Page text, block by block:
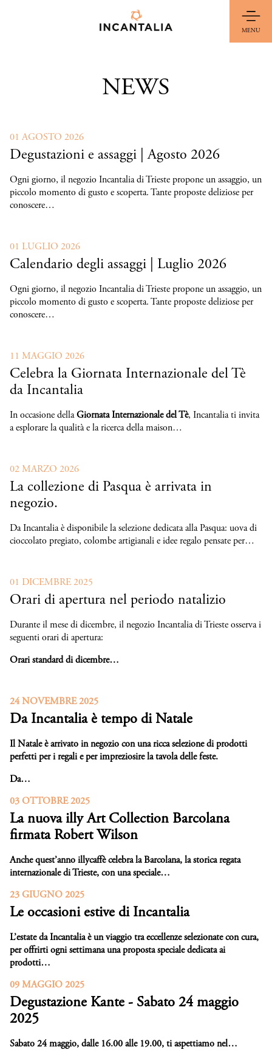
MENU
NEWS
01 AGOSTO 2026
Degustazioni e assaggi | Agosto 2026
Ogni giorno, il negozio Incantalia di Trieste propone un assaggio, un
piccolo momento di gusto e scoperta. Tante proposte deliziose per
conoscere…
01 LUGLIO 2026
Calendario degli assaggi | Luglio 2026
Ogni giorno, il negozio Incantalia di Trieste propone un assaggio, un
piccolo momento di gusto e scoperta. Tante proposte deliziose per
conoscere…
11 MAGGIO 2026
Celebra la Giornata Internazionale del Tè
da Incantalia
In occasione dellaGiornata Internazionale del Tè, Incantalia ti invita
a esplorare la qualità e la ricerca della maison…
02 MARZO 2026
La collezione di Pasqua è arrivata in
negozio.
Da Incantalia è disponibile la selezione dedicata alla Pasqua: uova di
cioccolato pregiato, colombe artigianali e idee regalo pensate per…
01 DICEMBRE 2025
Orari di apertura nel periodo natalizio
Durante il mese di dicembre, il negozio Incantalia di Trieste osserva i
seguenti orari di apertura:
Orari standard di dicembre…
24 NOVEMBRE 2025
Da Incantalia è tempo di Natale
Il Natale è arrivato in negozio con una ricca selezione di prodotti
perfetti per i regali e per impreziosire la tavola delle feste.
Da…
03 OTTOBRE 2025
La nuova illy Art Collection Barcolana
firmata Robert Wilson
Anche quest’anno illycaffè celebra la Barcolana, la storica regata
internazionale di Trieste, con una speciale…
23 GIUGNO 2025
Le occasioni estive di Incantalia
L’estate da Incantalia è un viaggio tra eccellenze selezionate con cura,
per offrirti ogni settimana una proposta speciale dedicata ai
prodotti…
09 MAGGIO 2025
Degustazione Kante - Sabato 24 maggio
2025
Sabato 24 maggio, dalle 16.00 alle 19.00, ti aspettiamo nel…